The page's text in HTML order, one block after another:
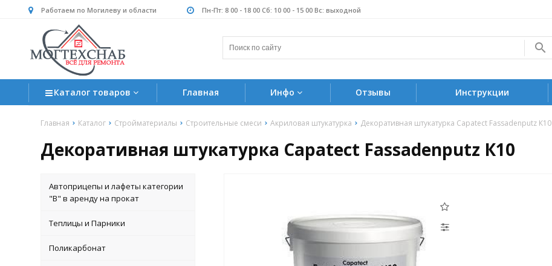
Работаем по Могилеву и области Пн-Пт: 8 00 - 18 00 Сб: 10 00 - 15 00 Вс: выходной
Каталог товаров Главная Инфо Отзывы Инструкции
Главная Каталог Стройматериалы Строительные смеси Акриловая штукатурка Декоративная штукатурка Capatect Fassadenputz К10
Декоративная штукатурка Capatect Fassadenputz К10
Автоприцепы и лафеты категории
"B" в аренду на прокат
Теплицы и Парники
Поликарбонат